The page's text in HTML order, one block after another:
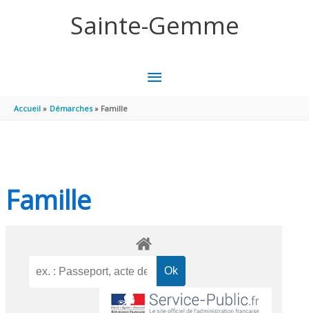
Sainte-Gemme
MENU
Accueil Démarches Famille
Famille